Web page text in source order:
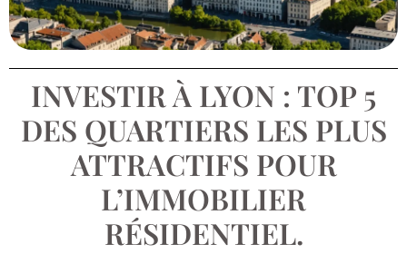
INVESTIR À LYON : TOP 5
DES QUARTIERS LES PLUS
ATTRACTIFS POUR
L’IMMOBILIER
RÉSIDENTIEL.